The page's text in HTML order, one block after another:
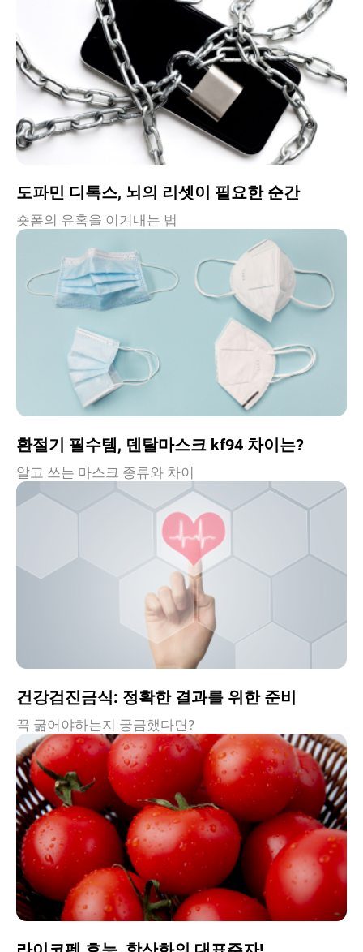
도파민 디톡스, 뇌의 리셋이 필요한 순간
숏폼의 유혹을 이겨내는 법
환절기 필수템, 덴탈마스크 kf94 차이는?
알고 쓰는 마스크 종류와 차이
건강검진금식: 정확한 결과를 위한 준비
꼭 굶어야하는지 궁금했다면?